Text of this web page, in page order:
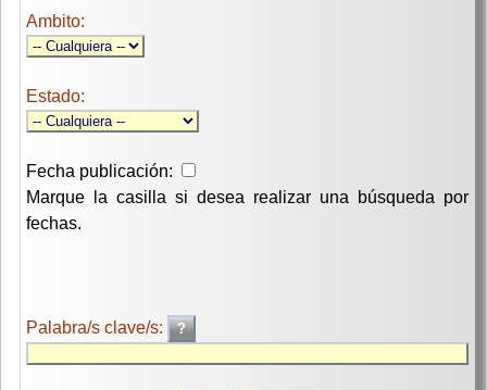
Ambito:
Estado:
Fecha publicación:
Marque la casilla si desea realizar una búsqueda por
fechas.
Palabra/s clave/s: